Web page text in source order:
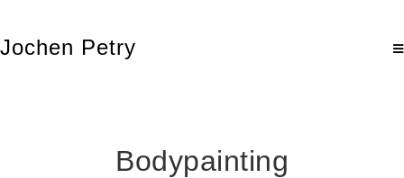
Jochen Petry
Bodypainting